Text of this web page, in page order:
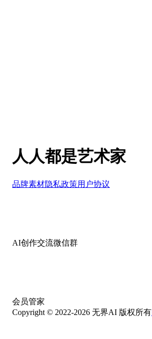
人人都是艺术家
品牌素材隐私政策用户协议
AI创作交流微信群
会员管家
Copyright © 2022-2026 无界AI 版权所有